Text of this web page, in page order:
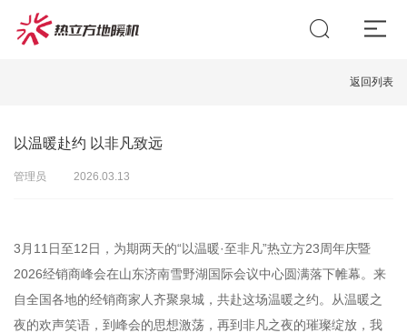
返回列表
以温暖赴约 以非凡致远
管理员 2026.03.13
3月11日至12日，为期两天的“以温暖·至非凡”热立方23周年庆暨
2026经销商峰会在山东济南雪野湖国际会议中心圆满落下帷幕。来
自全国各地的经销商家人齐聚泉城，共赴这场温暖之约。从温暖之
夜的欢声笑语，到峰会的思想激荡，再到非凡之夜的璀璨绽放，我